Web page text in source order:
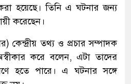
হয়েছে। তিনি এ ঘটনার জন্য
করেছেন।
কেন্দ্রীয় তথ্য ও প্রচার সম্পাদক
করে বলেন, এটা তাদের
হতে পারে। এ ঘটনার সঙ্গে